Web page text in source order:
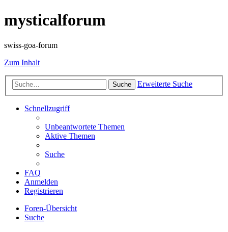
mysticalforum
swiss-goa-forum
Zum Inhalt
Suche Erweiterte Suche
Schnellzugriff
Unbeantwortete Themen
Aktive Themen
Suche
FAQ
Anmelden
Registrieren
Foren-Übersicht
Suche